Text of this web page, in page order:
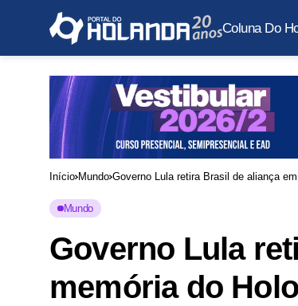
Coluna Do
Início Mundo Governo Lula retira Brasil de aliança
Mundo
Governo Lula
memória do